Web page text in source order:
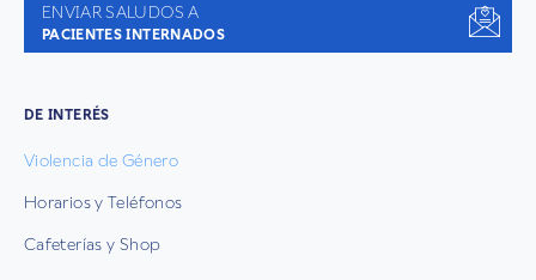
ENVIAR SALUDOS A
PACIENTES INTERNADOS
DE INTERÉS
Violencia de Género
Horarios y Teléfonos
Cafeterías y Shop